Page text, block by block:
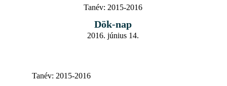
Tanév: 2015-2016
Dök-nap
2016. június 14.
Tanév: 2015-2016